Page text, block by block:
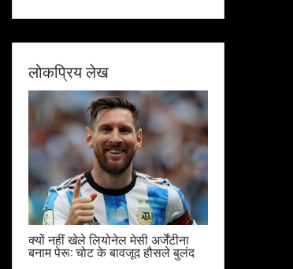
लोकप्रिय लेख
क्यों नहीं खेले लियोनेल मेसी अर्जेंटीना
बनाम पेरू: चोट के बावजूद हौसले बुलंद